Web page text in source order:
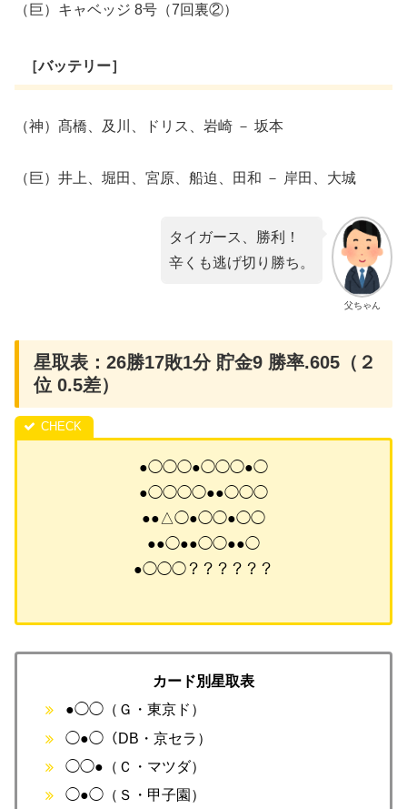
（巨）キャベッジ 8号（7回裏②）
［バッテリー］
（神）髙橋、及川、ドリス、岩崎 － 坂本
（巨）井上、堀田、宮原、船迫、田和 － 岸田、大城
父ちゃん
タイガース、勝利！
辛くも逃げ切り勝ち。
星取表：26勝17敗1分 貯金9 勝率.605（２
位 0.5差）
●◯◯◯●◯◯◯●◯
●◯◯◯◯●●◯◯◯
●●△◯●◯◯●◯◯
●●◯●●◯◯●●◯
●◯◯◯？？？？？？
カード別星取表
●◯◯（Ｇ・東京ド）
◯●◯（DB・京セラ）
◯◯●（Ｃ・マツダ）
◯●◯（Ｓ・甲子園）